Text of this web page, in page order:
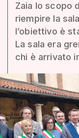
Zaia lo scopo
riempire la
l’obiettivo è
La sala era
chi è arrivato